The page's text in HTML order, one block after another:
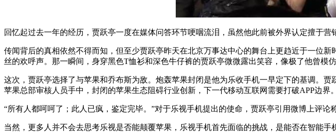
回忆起过去一年的经历，贾跃亭一度在媒体问答环节哽咽流泪，虽然他此前被外界认定擅于
传闻背后的真相依然不得而知，但至少贾跃亭昨天在北京万事达中心的舞台上更趋近于一位
丝的欢呼声。那一瞬间，身穿黑色T恤衫和深色牛仔裤的贾跃亭微微露出笑容，像极了他曾模仿
这次，贾跃亭选择了与苹果和乔布斯为敌。炮轰苹果封闭是他为乐收手机一早定下的基调。
苹果总部审核人员手中，封闭的苹果生态阻碍行业创新，下一代移动互联网需要打破APP边界。
“所有人都呵呵了；此人已疯，鉴定完毕。”对于乐视手机提出的使命，贾跃亭引用微博上评
当然，更多人并不会去思考乐视是否能颠覆苹果，乐视手机首先面临的挑战，是能否在智能